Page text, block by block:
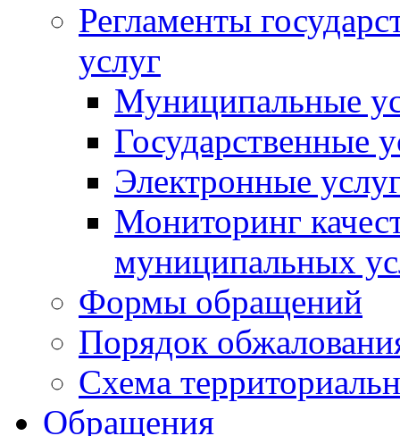
Регламенты
услуг
Муниципальные
Государственные
Электронные
Мониторинг
муниципальных
Формы обращений
Порядок
Схема
Обращения